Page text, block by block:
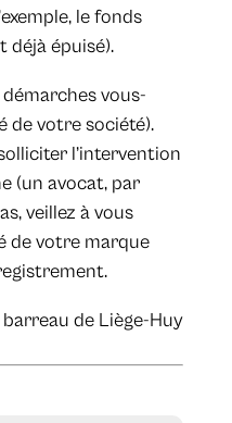
le fonds
déjà épuisé).
vous-
de votre société).
l’intervention
(un avocat, par
veillez à vous
de votre marque
de Liège-Huy